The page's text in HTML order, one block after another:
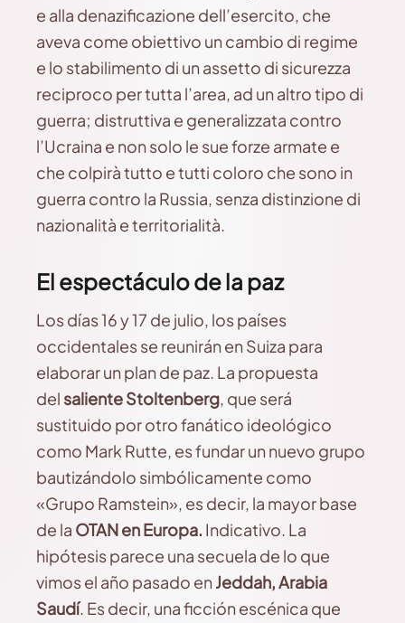
e alla denazificazione dell’esercito, che
aveva come obiettivo un cambio di regime
e lo stabilimento di un assetto di sicurezza
reciproco per tutta l’area, ad un altro tipo di
guerra; distruttiva e generalizzata contro
l’Ucraina e non solo le sue forze armate e
che colpirà tutto e tutti coloro che sono in
guerra contro la Russia, senza distinzione di
nazionalità e territorialità.
El espectáculo de la paz
Los días 16 y 17 de julio, los países
occidentales se reunirán en Suiza para
elaborar un plan de paz. La propuesta
del saliente Stoltenberg, que será
sustituido por otro fanático ideológico
como Mark Rutte, es fundar un nuevo grupo
bautizándolo simbólicamente como
«Grupo Ramstein», es decir, la mayor base
de la OTAN en Europa. Indicativo. La
hipótesis parece una secuela de lo que
vimos el año pasado enJeddah, Arabia
Saudí. Es decir, una ficción escénica que